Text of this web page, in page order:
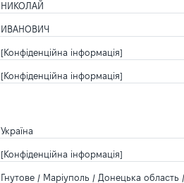
НИКОЛАЙ
ИВАНОВИЧ
[Конфіденційна інформація]
[Конфіденційна інформація]
Україна
[Конфіденційна інформація]
Гнутове / Маріуполь / Донецька область /